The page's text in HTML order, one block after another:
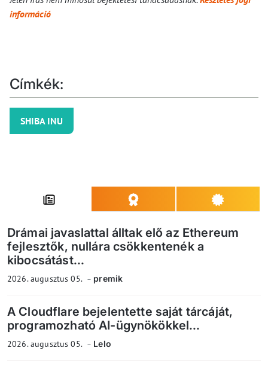
információ
Címkék:
SHIBA INU
Drámai javaslattal álltak elő az Ethereum
fejlesztők, nullára csökkentenék a
kibocsátást...
2026. augusztus 05. premik
A Cloudflare bejelentette saját tárcáját,
programozható AI-ügynökökkel...
2026. augusztus 05. Lelo